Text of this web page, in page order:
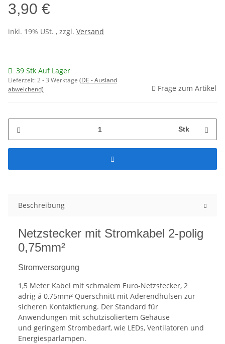
3,90 €
inkl. 19% USt. , zzgl. Versand
39 Stk Auf Lager
Lieferzeit:2 - 3 Werktage (DE - Ausland
abweichend)
Frage zum Artikel
Stk
Beschreibung
Netzstecker mit Stromkabel 2-polig
0,75mm²
Stromversorgung
1,5 Meter Kabel mit schmalem Euro-Netzstecker, 2
adrig á 0,75mm² Querschnitt mit Aderendhülsen zur
sicheren Kontaktierung. Der Standard für
Anwendungen mit schutzisoliertem Gehäuse
und geringem Strombedarf, wie LEDs, Ventilatoren und
Energiesparlampen.